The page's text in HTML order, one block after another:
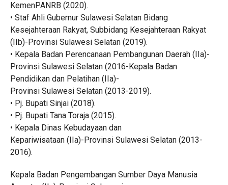
KemenPANRB (2020).
• Staf Ahli Gubernur Sulawesi Selatan Bidang
Kesejahteraan Rakyat, Subbidang Kesejahteraan Rakyat
(IIb)-Provinsi Sulawesi Selatan (2019).
• Kepala Badan Perencanaan Pembangunan Daerah (IIa)-
Provinsi Sulawesi Selatan (2016-Kepala Badan
Pendidikan dan Pelatihan (IIa)-
Provinsi Sulawesi Selatan (2013-2019).
• Pj. Bupati Sinjai (2018).
• Pj. Bupati Tana Toraja (2015).
• Kepala Dinas Kebudayaan dan
Kepariwisataan (IIa)-Provinsi Sulawesi Selatan (2013-
2016).
Kepala Badan Pengembangan Sumber Daya Manusia